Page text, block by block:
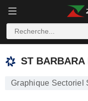
ST BARBARA
ST BARBARA
Graphique Sectoriel